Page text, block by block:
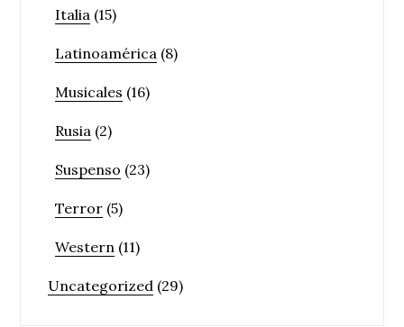
Italia (15)
Latinoamérica (8)
Musicales (16)
Rusia (2)
Suspenso (23)
Terror (5)
Western (11)
Uncategorized (29)